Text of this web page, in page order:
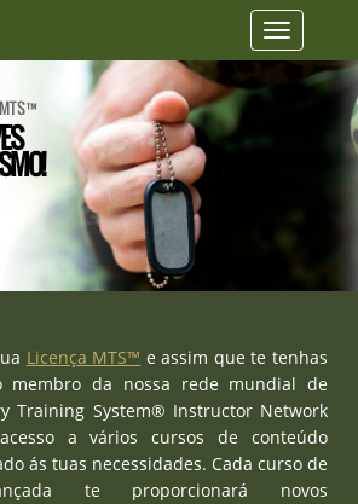
Toggle
Licença MTS™ e assim que te tenhas
membro da nossa rede mundial de
Training System® Instructor Network
a vários cursos de conteúdo
ás tuas necessidades. Cada curso de
te proporcionará novos